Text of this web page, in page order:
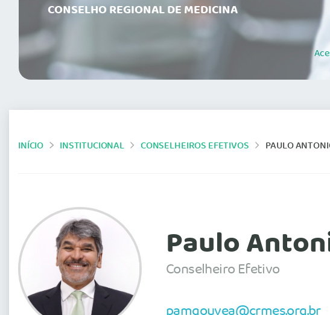
CONSELHO REGIONAL DE MEDICINA
INÍCIO INSTITUCIONAL CONSELHEIROS EFETIVOS PAULO
Paulo
Conselheiro Efetivo